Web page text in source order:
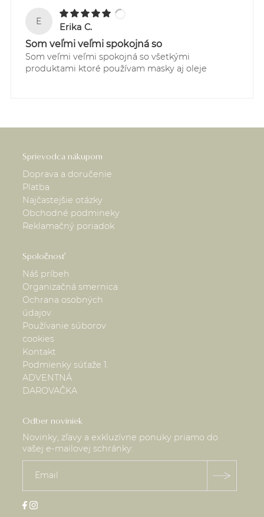
E
Erika C.
Som veľmi veľmi spokojná so
Som veľmi veľmi spokojná so všetkými
produktami ktoré používam masky aj oleje
Sprievodca nákupom
Doprava a doručenie
Platba
Najčastejšie otázky
Obchodné podmineky
Reklamačný poriadok
Spoločnosť
Náš príbeh
Organizačná smernica
Ochrana osobných
údajov
Používanie súborov
cookies
Kontakt
Podmienky súťaže 1.
ADVENTNÁ
DAROVAČKA
Odber noviniek
Novinky, zľavy a exkluzívne ponuky priamo do
vašej e-mailovej schránky: